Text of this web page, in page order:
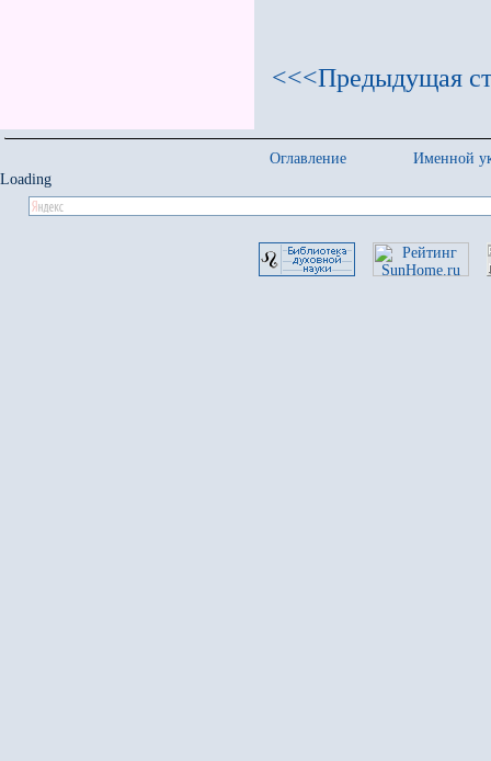
<<<Предыдущая
Оглавление
Именной
Loading